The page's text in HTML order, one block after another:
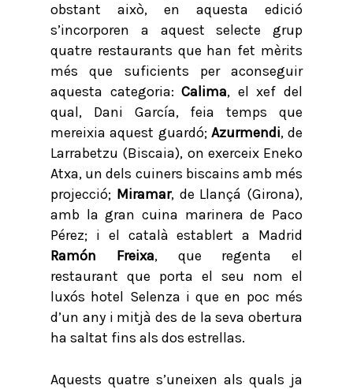
obstant això, en aquesta edició
s’incorporen a aquest selecte grup
quatre restaurants que han fet mèrits
més que suficients per aconseguir
aquesta categoria:Calima, el xef del
qual, Dani García, feia temps que
mereixia aquest guardó; Azurmendi, de
Larrabetzu (Biscaia), on exerceix Eneko
Atxa, un dels cuiners biscains amb més
projecció; Miramar, de Llançá (Girona),
amb la gran cuina marinera de Paco
Pérez; i el català establert a Madrid
Ramón Freixa, que regenta el
restaurant que porta el seu nom el
luxós hotel Selenza i que en poc més
d’un any i mitjà des de la seva obertura
ha saltat fins als dos estrellas.
Aquests quatre s’uneixen als quals ja